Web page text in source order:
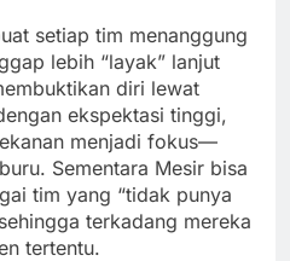
setiap tim menanggung
lebih “layak” lanjut
diri lewat
ekspektasi tinggi,
menjadi fokus—
Sementara Mesir bisa
tim yang “tidak punya
terkadang mereka
tertentu.